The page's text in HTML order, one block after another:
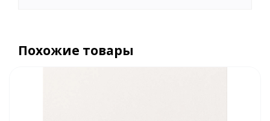
Похожие товары